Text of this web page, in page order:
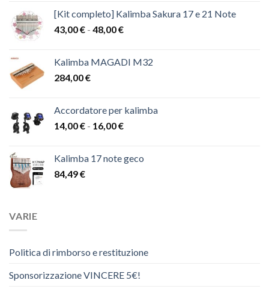
era:
57,00 €.
è:
36,00 €.
[Kit completo] Kalimba Sakura 17 e 21 Note
43,00€ - 48,00€Fascia
da
Kalimba MAGADI M32
284,00€
Accordatore per kalimba
14,00€ - 16,00€Fascia
da
Kalimba 17 note geco
84,49€
VARIE
Politica di rimborso e restituzione
Sponsorizzazione VINCERE 5€!